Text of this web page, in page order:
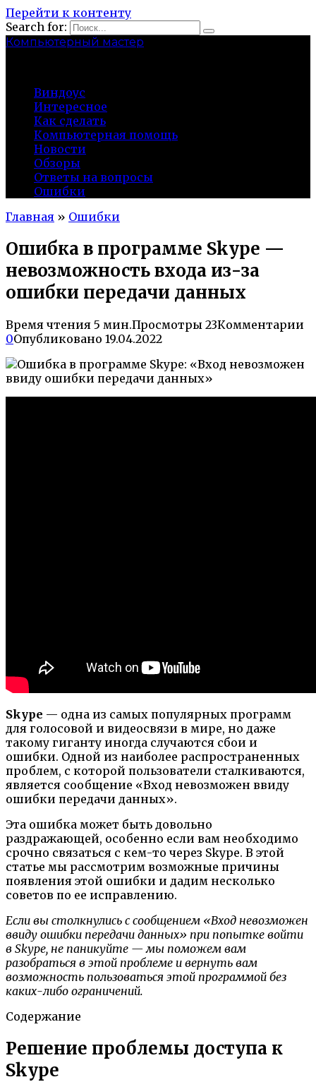
Перейти к контенту
Search for:
Компьютерный мастер
Виндоус
Интересное
Как сделать
Компьютерная помощь
Новости
Обзоры
Ответы на вопросы
Ошибки
Главная » Ошибки
Ошибка в программе Skype —
невозможность входа из-за
ошибки передачи данных
Время чтения 5 мин.Просмотры 23Комментарии
0Опубликовано 19.04.2022
Skype — одна из самых популярных программ
для голосовой и видеосвязи в мире, но даже
такому гиганту иногда случаются сбои и
ошибки. Одной из наиболее распространенных
проблем, с которой пользователи сталкиваются,
является сообщение «Вход невозможен ввиду
ошибки передачи данных».
Эта ошибка может быть довольно
раздражающей, особенно если вам необходимо
срочно связаться с кем-то через Skype. В этой
статье мы рассмотрим возможные причины
появления этой ошибки и дадим несколько
советов по ее исправлению.
Если вы столкнулись с сообщением «Вход невозможен
ввиду ошибки передачи данных» при попытке войти
в Skype, не паникуйте — мы поможем вам
разобраться в этой проблеме и вернуть вам
возможность пользоваться этой программой без
каких-либо ограничений.
Содержание
Решение проблемы доступа к
Skype